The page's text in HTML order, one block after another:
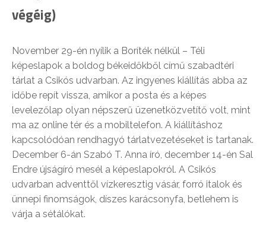
végéig)
November 29-én nyílik a Boríték nélkül – Téli
képeslapok a boldog békeidőkből című szabadtéri
tárlat a Csikós udvarban. Az ingyenes kiállítás abba az
időbe repít vissza, amikor a posta és a képes
levelezőlap olyan népszerű üzenetközvetítő volt, mint
ma az online tér és a mobiltelefon. A kiállításhoz
kapcsolódóan rendhagyó tárlatvezetéseket is tartanak.
December 6-án Szabó T. Anna író, december 14-én Sal
Endre újságíró mesél a képeslapokról. A Csikós
udvarban adventtől vízkeresztig vásár, forró italok és
ünnepi finomságok, díszes karácsonyfa, betlehem is
várja a sétálókat.